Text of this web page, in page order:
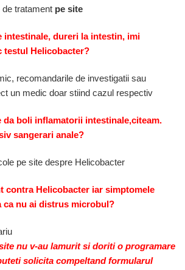
tratament pe site
intestinale, dureri la intestin, imi
testul Helicobacter?
recomandarile de investigatii sau
un medic doar stiind cazul respectiv
da boli inflamatorii intestinale,citeam.
sangerari anale?
pe site despre Helicobacter
contra Helicobacter iar simptomele
ca nu ai distrus microbul?
nu v-au lamurit si doriti o programare
solicita compeltand formularul